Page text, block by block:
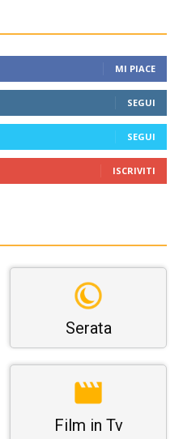
MI PIACE
SEGUI
SEGUI
ISCRIVITI
Serata
Film in Tv